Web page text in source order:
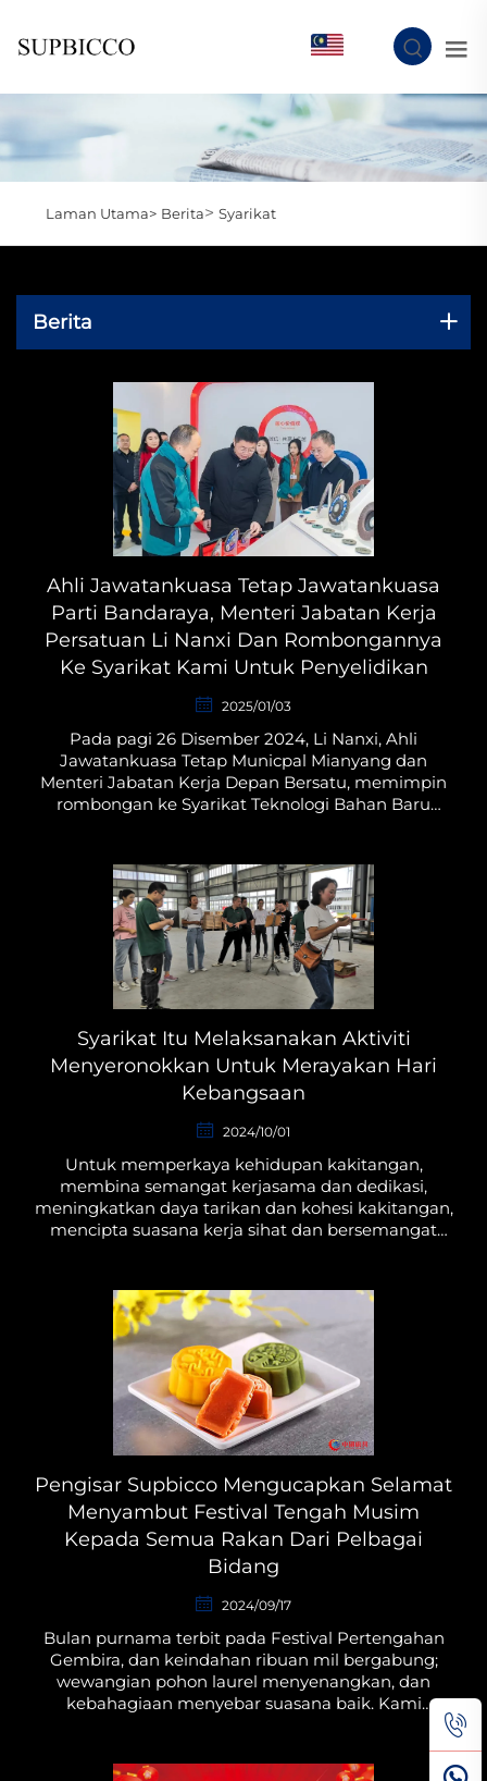
Laman Utama> Berita> Syarikat
Berita
Ahli Jawatankuasa Tetap Jawatankuasa
Parti Bandaraya, Menteri Jabatan Kerja
Persatuan Li Nanxi Dan Rombongannya
Ke Syarikat Kami Untuk Penyelidikan
2025/01/03
Pada pagi 26 Disember 2024, Li Nanxi, Ahli
Jawatankuasa Tetap Municpal Mianyang dan
Menteri Jabatan Kerja Depan Bersatu, memimpin
rombongan ke Syarikat Teknologi Bahan Baru
Syarikat Itu Melaksanakan Aktiviti
Menyeronokkan Untuk Merayakan Hari
Kebangsaan
2024/10/01
Untuk memperkaya kehidupan kakitangan,
membina semangat kerjasama dan dedikasi,
meningkatkan daya tarikan dan kohesi kakitangan,
mencipta suasana kerja sihat dan bersemangat
Pengisar Supbicco Mengucapkan Selamat
Menyambut Festival Tengah Musim
Kepada Semua Rakan Dari Pelbagai
Bidang
2024/09/17
Bulan purnama terbit pada Festival Pertengahan
Gembira, dan keindahan ribuan mil bergabung;
wewangian pohon laurel menyenangkan, dan
kebahagiaan menyebar suasana baik. Kami
merasakan dan membagikan emosi serta momen
bahagia bersama. Pada saat yang sama, kami
berharap...